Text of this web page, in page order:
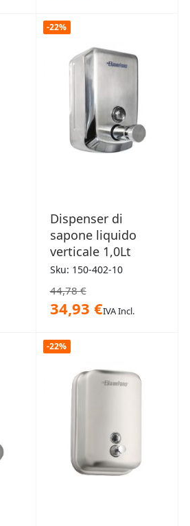
-22%
Dispenser di
sapone liquido
verticale 1,0Lt
Sku: 150-402-10
44,78 €
34,93 €IVA Incl.
-22%